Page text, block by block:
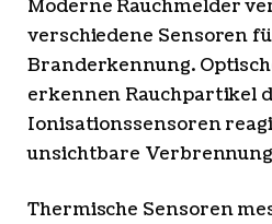
Moderne Rauchmelder
verschiedene Sensoren
Branderkennung.
erkennen Rauchpartikel
Ionisationssensoren
unsichtbare
Thermische Sensoren